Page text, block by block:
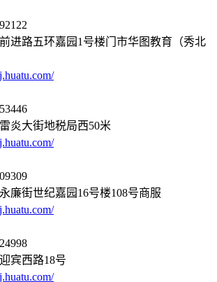
进路五环嘉园1号楼门市华图教育（秀北
炎大街地税局西50米
廉街世纪嘉园16号楼108号商服
宾西路18号